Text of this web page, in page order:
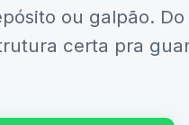
ou galpão.
certa pra